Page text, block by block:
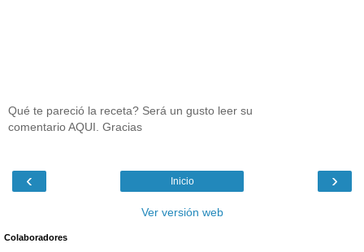
Qué te pareció la receta? Será un gusto leer su
comentario AQUI. Gracias
‹ ›
Inicio
Ver versión web
Colaboradores